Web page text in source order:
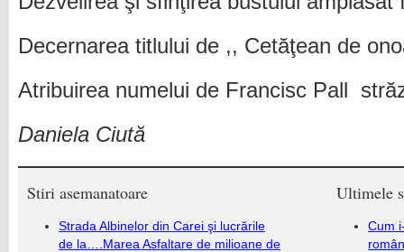
Decernarea titlului de ,, Cetăţean de
Atribuirea numelui de Francisc Pall
Daniela Ciută
Stiri asemanatoare
Strada Albinelor din Carei şi lucrările
de la….Marea Asfaltare de milioane de
Ultimele
Cum